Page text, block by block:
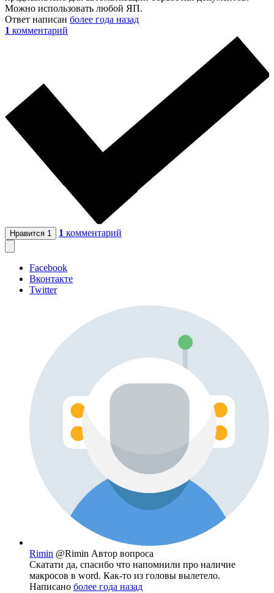
Можно использовать любой ЯП.
Ответ написан более года назад
1 комментарий
Нравится 1 1 комментарий
Facebook
Вконтакте
Twitter
Rimin @Rimin Автор вопроса
Скатати да, спасибо что напомнили про наличие
макросов в word. Как-то из головы вылетело.
Написано более года назад